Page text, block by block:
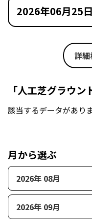
2026年06月25
詳
「人工芝グラウ
該当するデータがあり
月から選ぶ
2026年 08月
2026年 09月